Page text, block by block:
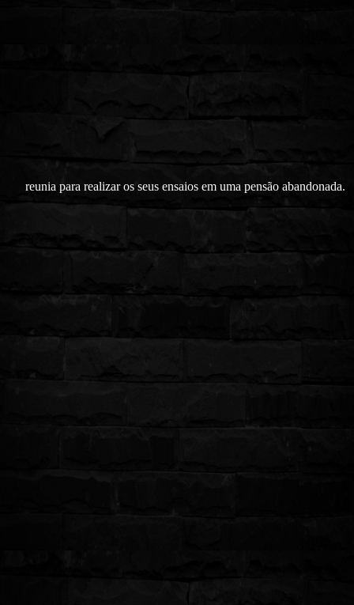
reunia para realizar os seus ensaios em uma pensão abandonada.